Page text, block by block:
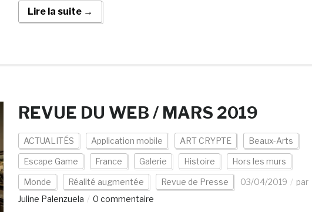
Lire la suite →
REVUE DU WEB / MARS 2019
ACTUALITÉS Application mobile ART CRYPTE Beaux-Arts
Escape Game France Galerie Histoire Hors les murs
Monde Réalité augmentée Revue de Presse 03/04/2019
par
Juline Palenzuela
0 commentaire